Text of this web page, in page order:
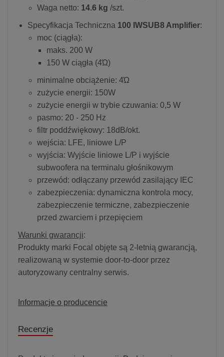
Waga netto: 14.6 kg /szt.
Specyfikacja Techniczna 100 IWSUB8 Amplifier:
moc (ciągła):
maks. 200 W
150 W ciągła (4Ώ)
minimalne obciążenie: 4Ώ
zużycie energii: 150W
zużycie energii w trybie czuwania: 0,5 W
pasmo: 20 - 250 Hz
filtr poddźwiękowy: 18dB/okt.
wejścia: LFE, liniowe L/P
wyjścia: Wyjście liniowe L/P i wyjście
subwoofera na terminalu głośnikowym
przewód: odłączany przewód zasilający IEC
zabezpieczenia: dynamiczna kontrola mocy,
zabezpieczenie termiczne, zabezpieczenie
przed zwarciem i przepięciem
Warunki gwarancji:
Produkty marki Focal objęte są 2-letnią gwarancją,
realizowaną w systemie door-to-door przez
autoryzowany centralny serwis.
Informacje o producencie
Recenzje